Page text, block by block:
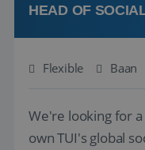
HEAD OF
Flexible Baan
We're looking for
own TUI's global